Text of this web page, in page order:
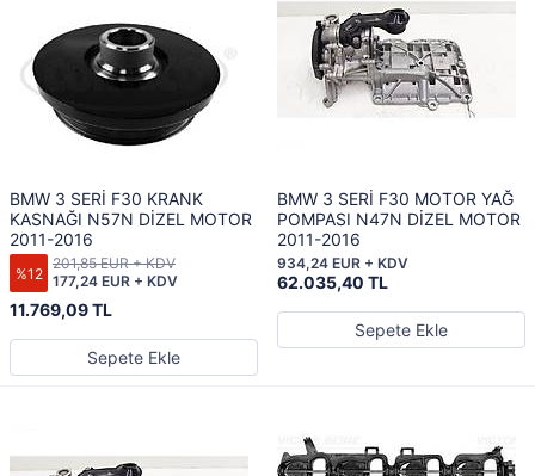
BMW 3 SERİ F30 KRANK
KASNAĞI N57N DİZEL MOTOR
2011-2016
%12
11.769,09 TL
177,24 EUR + KDV
201,85 EUR + KDV
Sepete Ekle
BMW 3 SERİ F30 MOTOR YAĞ
POMPASI N47N DİZEL MOTOR
2011-2016
62.035,40 TL
934,24 EUR + KDV
Sepete Ekle